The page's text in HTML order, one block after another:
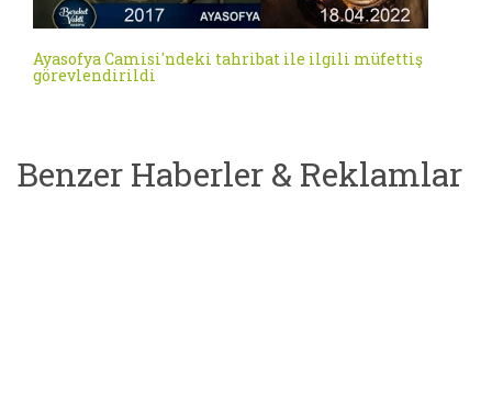
Ayasofya Camisi'ndeki tahribat ile ilgili müfettiş
görevlendirildi
Benzer Haberler & Reklamlar